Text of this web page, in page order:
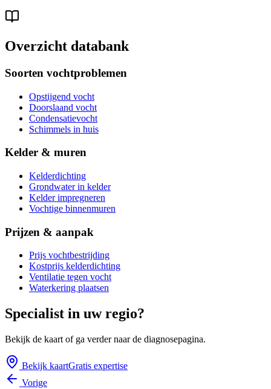
Overzicht databank
Soorten vochtproblemen
Opstijgend vocht
Doorslaand vocht
Condensatievocht
Schimmels in huis
Kelder & muren
Kelderdichting
Grondwater in kelder
Kelder impregneren
Vochtige binnenmuren
Prijzen & aanpak
Prijs vochtbestrijding
Kostprijs kelderdichting
Ventilatie tegen vocht
Waterkering plaatsen
Specialist in uw regio?
Bekijk de kaart of ga verder naar de diagnosepagina.
Bekijk kaartGratis expertise
Vorige